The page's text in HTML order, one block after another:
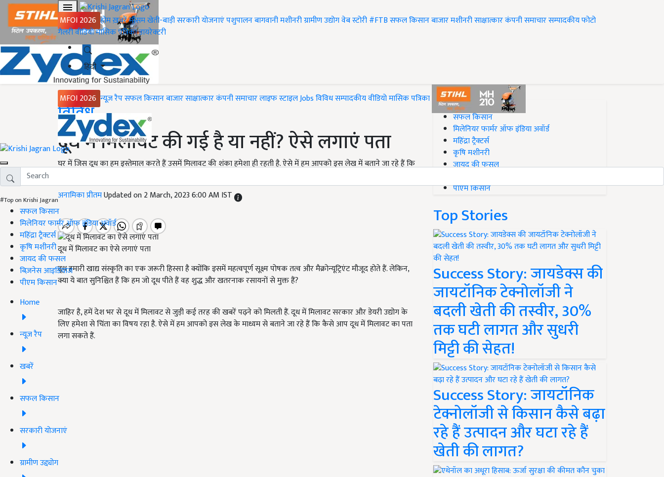
MFOI 2026 होमख़बरेंमौसमखेती-बाड़ीसरकारी योजनाएंपशुपालनबागवानीमशीनरीग्रामीण उद्योगवेब स्टोरी#FTBसफल किसानबाजारमशीनरीसाक्षात्कारकंपनी समाचारसम्पादकीयफोटो
गैलरीवीडियोमासिक पत्रिकाडायरेक्टरी
हिंदी
MFOI 2026 न्यूज़ रैपसफल किसानबाजारसाक्षात्कारकंपनी समाचारलाइफ स्टाइलJobsविविधसम्पादकीयवीडियोमासिक पत्रिका
#Top on Krishi Jagran
सफल किसान
मिलेनियर फार्मर ऑफ इंडिया अवॉर्ड
महिंद्रा ट्रैक्टर्स
कृषि मशीनरी
जायद की फसल
बिज़नेस आइडियाज
पीएम किसान
Home
न्यूज़ रैप
खबरें
सफल किसान
सरकारी योजनाएं
ग्रामीण उद्द्योग
Home
विविध
दूध में मिलावट की गई है या नहीं? ऐसे लगाएं पता
घर में जिस दूध का हम इस्तेमाल करते हैं उसमें मिलावट की शंका हमेशा ही रहती है. ऐसे में हम आपको इस लेख में बताने जा रहे हैं कि
अनामिका प्रीतमUpdated on 2 March, 2023 6:00 AM IST
दूध में मिलावट का ऐसे लगाएं पता
दूध हमारी खाद्य संस्कृति का एक जरूरी हिस्सा है क्योंकि इसमें महत्वपूर्ण सूक्ष्म पोषक तत्व और मैक्रोन्यूट्रिएंट मौजूद होते हैं. लेकिन,
क्या ये बात सुनिश्चित हैं कि हम जो दूध पीते हैं वह शुद्ध और खतरनाक रसायनों से मुक्त हैं?
जाहिर है, हमें देश भर से दूध में मिलावट से जुड़ी कई तरह की खबरें पढ़ने को मिलती हैं. दूध में मिलावट सरकार और डेयरी उद्योग के
लिए हमेशा से चिंता का विषय रहा है. ऐसे में हम आपको इस लेख के माध्यम से बताने जा रहे हैं कि कैसे आप दूध में मिलावट का पता
लगा सकते हैं.
#Top on Krishi Jagran
सफल किसान
मिलेनियर फार्मर ऑफ इंडिया अवॉर्ड
महिंद्रा ट्रैक्टर्स
कृषि मशीनरी
जायद की फसल
पीएम किसान
Top Stories
Success Story: जायडेक्स की
जायटॉनिक टेक्नोलॉजी ने
बदली खेती की तस्वीर, 30%
तक घटी लागत और सुधरी
मिट्टी की सेहत!
Success Story: जायटॉनिक
टेक्नोलॉजी से किसान कैसे बढ़ा
रहे हैं उत्पादन और घटा रहे हैं
खेती की लागत?